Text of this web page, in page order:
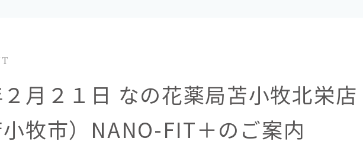
月２１日 なの花薬局苫小牧北栄店
小牧市）NANO-FIT＋のご案内